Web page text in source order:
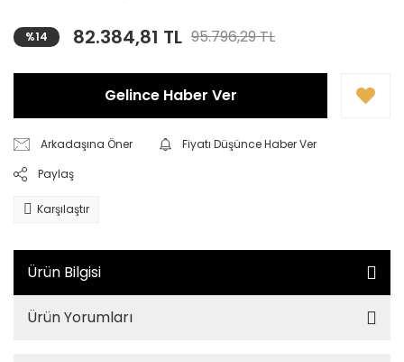
%14 82.384,81 TL 95.796,29 TL
Gelince Haber Ver
Arkadaşına Öner
Fiyatı Düşünce Haber Ver
Paylaş
Karşılaştır
Ürün Bilgisi
Ürün Yorumları